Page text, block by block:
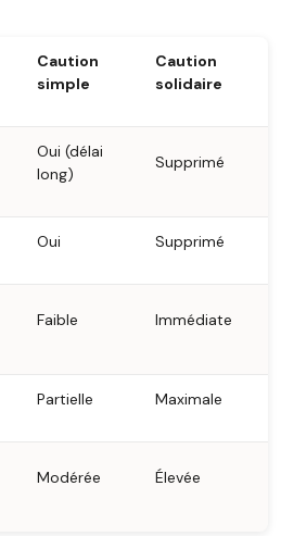
Caution
simple
Caution
solidaire
Oui (délai
long)
Supprimé
Oui Supprimé
Faible Immédiate
Partielle Maximale
Modérée Élevée